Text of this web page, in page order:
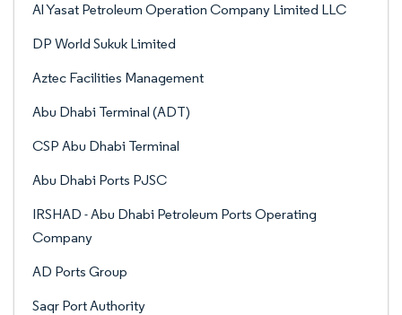
Al Yasat Petroleum Operation Company Limited LLC
DP World Sukuk Limited
Aztec Facilities Management
Abu Dhabi Terminal (ADT)
CSP Abu Dhabi Terminal
Abu Dhabi Ports PJSC
IRSHAD - Abu Dhabi Petroleum Ports Operating
Company
AD Ports Group
Saqr Port Authority